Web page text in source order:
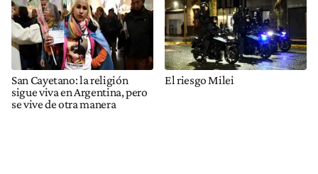
San Cayetano: la religión
sigue viva en Argentina, pero
se vive de otra manera
El riesgo Milei